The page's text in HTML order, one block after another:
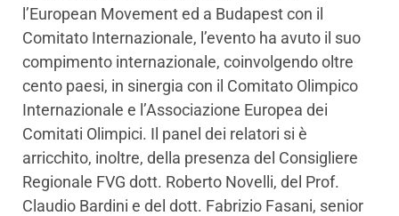
l’European Movement ed a Budapest con il
Comitato Internazionale, l’evento ha avuto il suo
compimento internazionale, coinvolgendo oltre
cento paesi, in sinergia con il Comitato Olimpico
Internazionale e l’Associazione Europea dei
Comitati Olimpici. Il panel dei relatori si è
arricchito, inoltre, della presenza del Consigliere
Regionale FVG dott. Roberto Novelli, del Prof.
Claudio Bardini e del dott. Fabrizio Fasani, senior